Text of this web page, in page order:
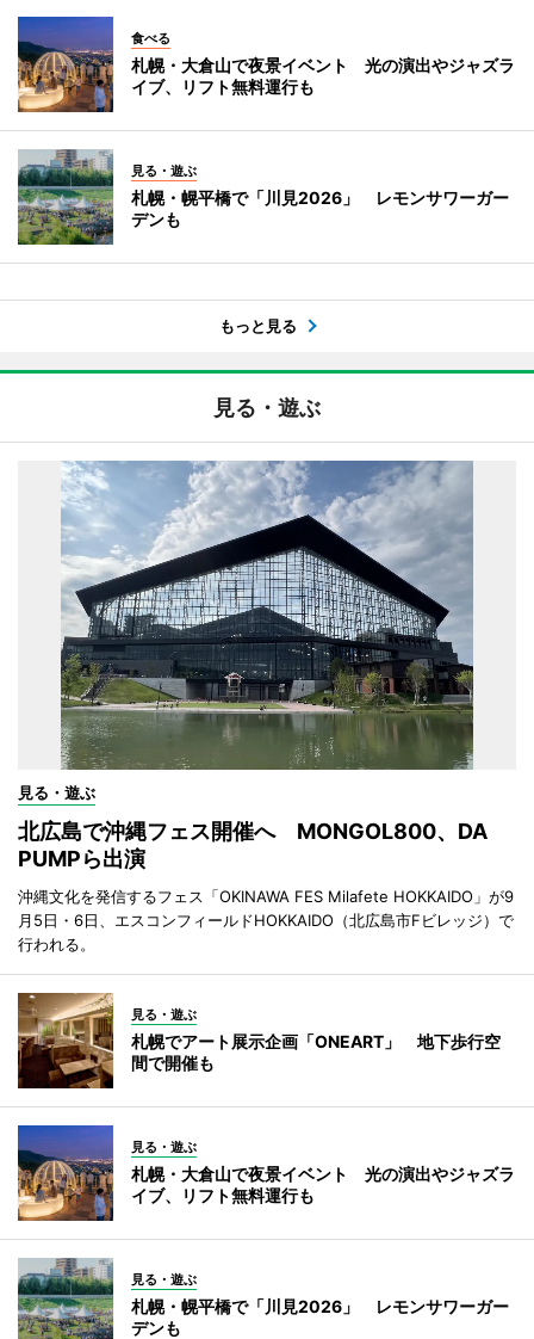
食べる
札幌・大倉山で夜景イベント 光の演出やジャズラ
イブ、リフト無料運行も
見る・遊ぶ
札幌・幌平橋で「川見2026」 レモンサワーガー
デンも
もっと見る
見る・遊ぶ
見る・遊ぶ
北広島で沖縄フェス開催へ MONGOL800、DA
PUMPら出演
沖縄文化を発信するフェス「OKINAWA FES Milafete HOKKAIDO」が9
月5日・6日、エスコンフィールドHOKKAIDO（北広島市Fビレッジ）で
行われる。
見る・遊ぶ
札幌でアート展示企画「ONEART」 地下歩行空
間で開催も
見る・遊ぶ
札幌・大倉山で夜景イベント 光の演出やジャズラ
イブ、リフト無料運行も
見る・遊ぶ
札幌・幌平橋で「川見2026」 レモンサワーガー
デンも